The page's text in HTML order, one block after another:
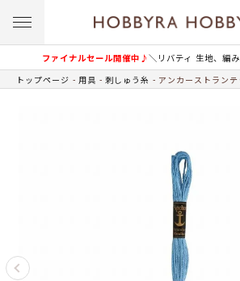
ファイナルセール開催中♪＼リバティ 生地、編
トップページ 用具 刺しゅう糸 アンカーストラン